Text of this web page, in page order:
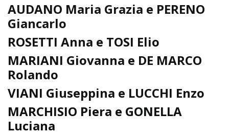
AUDANO Maria Grazia e PERENO
Giancarlo
ROSETTI Anna e TOSI Elio
MARIANI Giovanna e DE MARCO
Rolando
VIANI Giuseppina e LUCCHI Enzo
MARCHISIO Piera e GONELLA
Luciana